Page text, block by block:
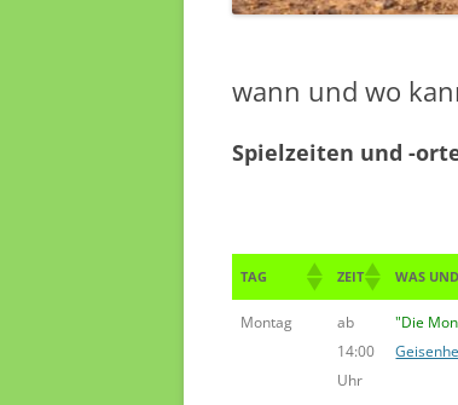
wann und wo
Spielzeiten und -
TAG ZEIT WAS
Montag
ab
14:00
Uhr
"Die